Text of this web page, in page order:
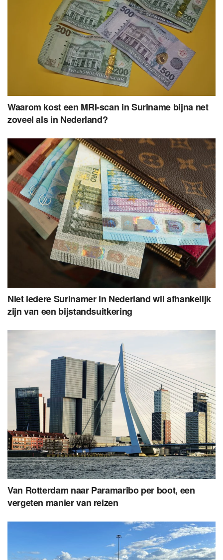
Waarom kost een MRI-scan in Suriname bijna net
zoveel als in Nederland?
Niet iedere Surinamer in Nederland wil afhankelijk
zijn van een bijstandsuitkering
Van Rotterdam naar Paramaribo per boot, een
vergeten manier van reizen